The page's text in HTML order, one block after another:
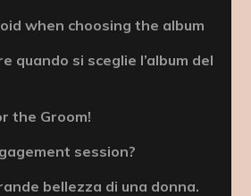
when choosing the album
quando si sceglie l’album del
the Groom!
session?
bellezza di una donna.